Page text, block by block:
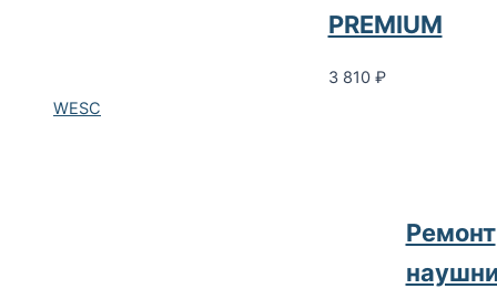
WESC
PREMIUM
3 810 ₽
Ремонт